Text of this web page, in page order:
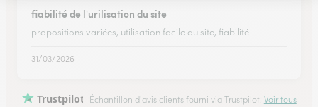
fiabilité de l'urilisation du site
propositions variées, utilisation facile du site, fiabilité
31/03/2026
Trustpilot Échantillon d'avis clients fourni via Trustpilot. Voir tous